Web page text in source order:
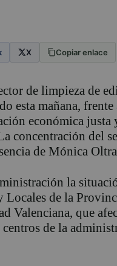
X Copiar enlace
de limpieza de
esta mañana, frente
económica
concentración del
de Mónica
la
de la
Valenciana, que
de la